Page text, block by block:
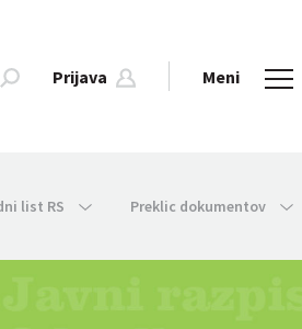
Prijava Meni
list RS Preklic dokumentov